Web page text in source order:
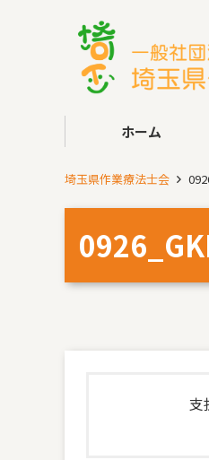
ホーム
埼玉県作業療法士会
支